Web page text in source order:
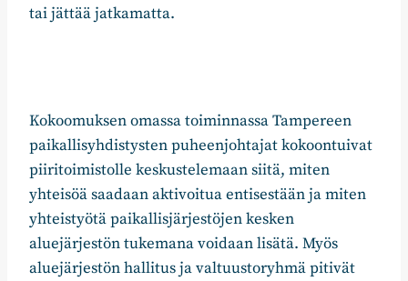
tai jättää jatkamatta.
Kokoomuksen omassa toiminnassa Tampereen
paikallisyhdistysten puheenjohtajat kokoontuivat
piiritoimistolle keskustelemaan siitä, miten
yhteisöä saadaan aktivoitua entisestään ja miten
yhteistyötä paikallisjärjestöjen kesken
aluejärjestön tukemana voidaan lisätä. Myös
aluejärjestön hallitus ja valtuustoryhmä pitivät